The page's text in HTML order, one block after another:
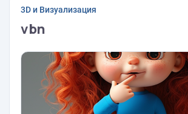
3D и Визуализация
vbn